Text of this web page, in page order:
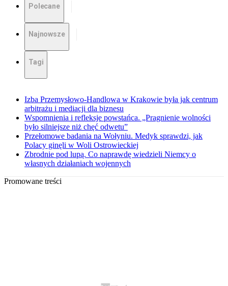
Polecane
Najnowsze
Tagi
Izba Przemysłowo-Handlowa w Krakowie była jak centrum
arbitrażu i mediacji dla biznesu
Wspomnienia i refleksje powstańca. „Pragnienie wolności
było silniejsze niż chęć odwetu”
Przełomowe badania na Wołyniu. Medyk sprawdzi, jak
Polacy ginęli w Woli Ostrowieckiej
Zbrodnie pod lupą. Co naprawdę wiedzieli Niemcy o
własnych działaniach wojennych
Promowane treści